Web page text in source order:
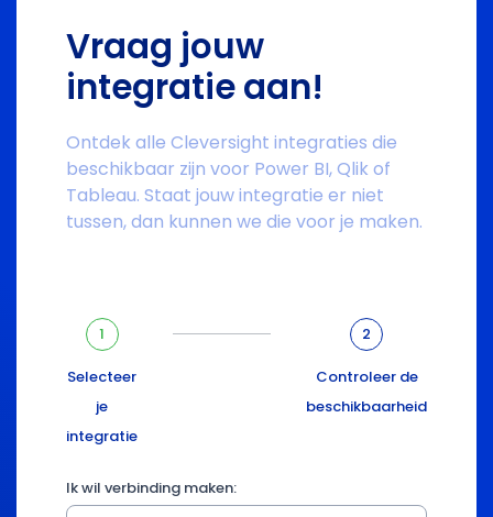
Vraag jouw
integratie aan!
Ontdek alle Cleversight integraties die
beschikbaar zijn voor Power BI, Qlik of
Tableau. Staat jouw integratie er niet
tussen, dan kunnen we die voor je maken.
1
Selecteer
je
integratie
2
Controleer de
beschikbaarheid
Ik wil verbinding maken: